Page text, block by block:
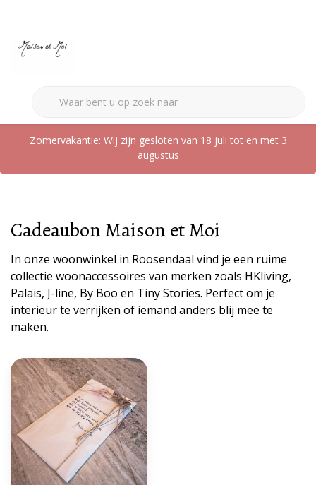
Zomervakantie: Wij zijn gesloten van 18 juli tot en met 3
augustus
Cadeaubon Maison et Moi
In onze woonwinkel in Roosendaal vind je een ruime
collectie woonaccessoires van merken zoals HKliving,
Palais, J-line, By Boo en Tiny Stories. Perfect om je
interieur te verrijken of iemand anders blij mee te
maken.